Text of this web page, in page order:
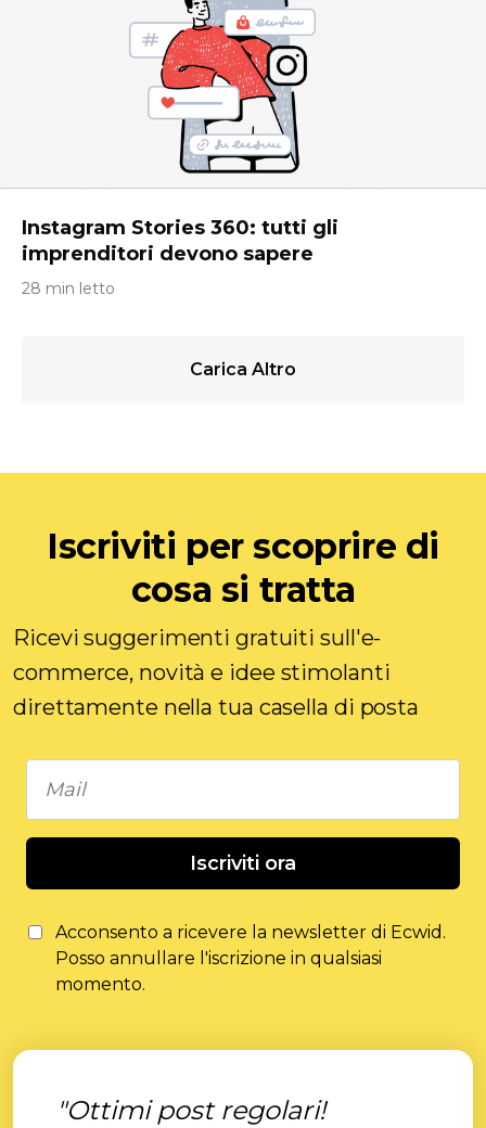
Instagram Stories 360: tutti gli
imprenditori devono sapere
28 min letto
Carica Altro
Iscriviti per scoprire di
cosa si tratta
Ricevi suggerimenti gratuiti sull'e-
commerce, novità e idee stimolanti
direttamente nella tua casella di posta
Iscriviti ora
Acconsento a ricevere la newsletter di Ecwid.
Posso annullare l'iscrizione in qualsiasi
momento.
"Ottimi post regolari!